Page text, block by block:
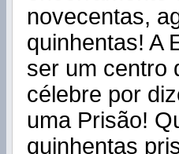
novecentas,
quinhentas! A
ser um centro
célebre por
uma Prisão!
quinhentas